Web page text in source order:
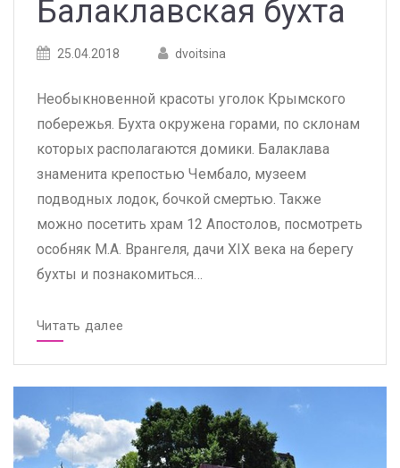
Балаклавская бухта
Posted25.04.2018
Posteddvoitsina
Необыкновенной красоты уголок Крымского
побережья. Бухта окружена горами, по склонам
которых располагаются домики. Балаклава
знаменита крепостью Чембало, музеем
подводных лодок, бочкой смертью. Также
можно посетить храм 12 Апостолов, посмотреть
особняк М.А. Врангеля, дачи XIX века на берегу
бухты и познакомиться…
Читать далее